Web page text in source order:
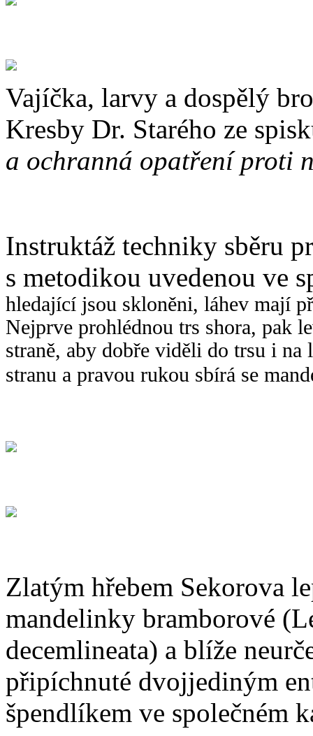
Vajíčka, larvy a dospělý
Kresby Dr. Starého ze
a ochranná opatření proti
Instruktáž techniky sběru
s metodikou uvedenou ve
hledající jsou skloněni, láhev mají
Nejprve prohlédnou trs shora, pak
straně, aby dobře viděli do trsu i
stranu a pravou rukou sbírá se
Zlatým hřebem Sekorova
mandelinky bramborové
decemlineata) a blíže
připíchnuté dvojjediným
špendlíkem ve společném